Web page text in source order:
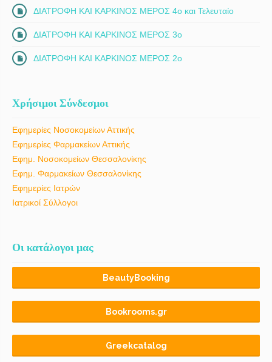
ΔΙΑΤΡΟΦΗ ΚΑΙ ΚΑΡΚΙΝΟΣ ΜΕΡΟΣ 4ο και Τελευταίο
ΔΙΑΤΡΟΦΗ ΚΑΙ ΚΑΡΚΙΝΟΣ ΜΕΡΟΣ 3ο
ΔΙΑΤΡΟΦΗ ΚΑΙ ΚΑΡΚΙΝΟΣ ΜΕΡΟΣ 2ο
Χρήσιμοι Σύνδεσμοι
Εφημερίες Νοσοκομείων Αττικής
Εφημερίες Φαρμακείων Αττικής
Εφημ. Νοσοκομείων Θεσσαλονίκης
Εφημ. Φαρμακείων Θεσσαλονίκης
Εφημερίες Ιατρών
Ιατρικοί Σύλλογοι
Οι κατάλογοι μας
BeautyBooking
Bookrooms.gr
Greekcatalog